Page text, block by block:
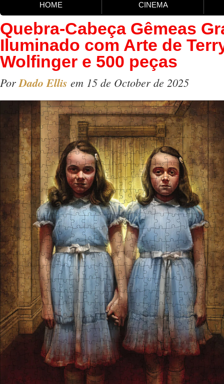
HOME CINEMA
Quebra-Cabeça Gêmeas
Iluminado com Arte de
Wolfinger e 500 peças
PorDado Ellis em 15 de October de 2025